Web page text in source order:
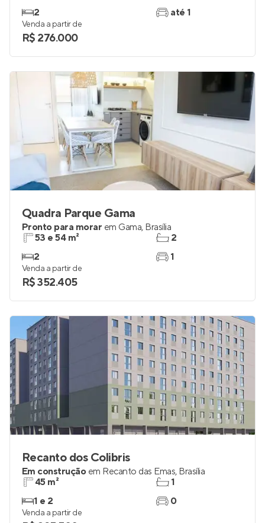
2
até 1
Venda a partir de
R$ 276.000
Quadra Parque Gama
Pronto para morar em Gama, Brasília
53 e 54 m²
2
2
1
Venda a partir de
R$ 352.405
Recanto dos Colibris
Em construção em Recanto das Emas, Brasília
45 m²
1 e 2
1
0
Venda a partir de